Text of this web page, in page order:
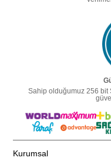
Sahip olduğumuz 256 bit
Kurumsal